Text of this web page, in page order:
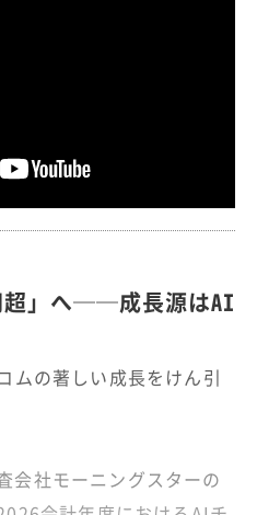
超」へ──成長源はAI
ムの著しい成長をけん引
会社モーニングスターの